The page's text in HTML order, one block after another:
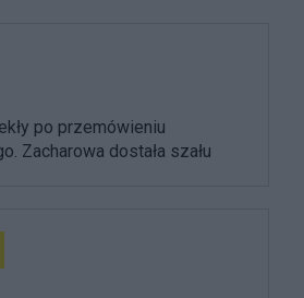
po przemówieniu
Zacharowa dostała szału